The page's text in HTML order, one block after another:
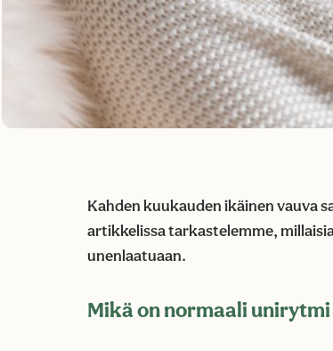
Kahden kuukauden ikäinen vauva
artikkelissa tarkastelemme,
unenlaatuaan.
Mikä on normaali